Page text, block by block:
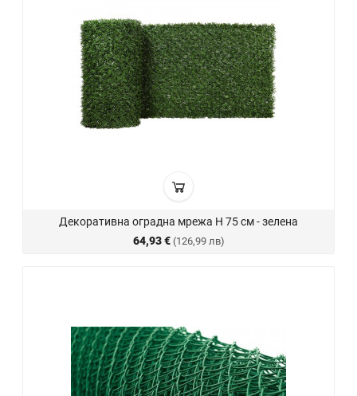
Декоративна оградна мрежа H 75 см - зелена
64,93 € (126,99 лв)